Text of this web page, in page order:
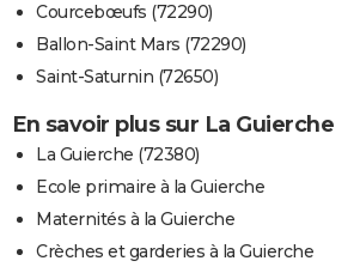
Courcebœufs (72290)
Ballon-Saint Mars (72290)
Saint-Saturnin (72650)
En savoir plus sur La Guierche
La Guierche (72380)
Ecole primaire à la Guierche
Maternités à la Guierche
Crèches et garderies à la Guierche